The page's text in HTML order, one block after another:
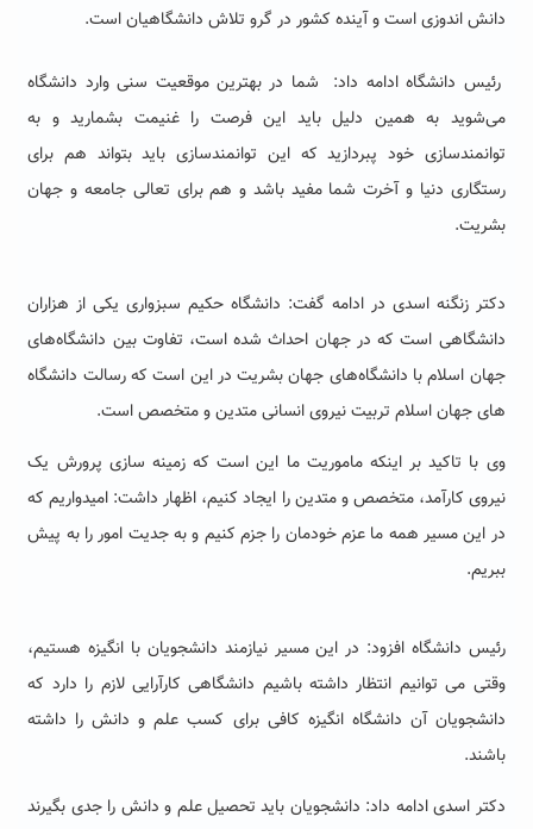
دانش اندوزی است و آینده کشور در گرو تلاش دانشگاهیان است.
رئیس دانشگاه ادامه داد: شما در بهترین موقعیت سنی وارد دانشگاه
می‌شوید به همین دلیل باید این فرصت را غنیمت بشمارید و به
توانمندسازی خود پبردازید که این توانمندسازی باید بتواند هم برای
رستگاری دنیا و آخرت شما مفید باشد و هم برای تعالی جامعه و جهان
بشریت.
دکتر زنگنه اسدی در ادامه گفت: دانشگاه حکیم سبزواری یکی از هزاران
دانشگاهی است که در جهان احداث شده است، تفاوت بین دانشگاه‌های
جهان اسلام با دانشگاه‌های جهان بشریت در این است که رسالت دانشگاه
های جهان اسلام تربیت نیروی انسانی متدین و متخصص است.
وی با تاکید بر اینکه ماموریت ما این است که زمینه سازی پرورش یک
نیروی کارآمد، متخصص و متدین را ایجاد کنیم، اظهار داشت: امیدواریم که
در این مسیر همه ما عزم خودمان را جزم کنیم و به جدیت امور را به پیش
ببریم.
رئیس دانشگاه افزود: در این مسیر نیازمند دانشجویان با انگیزه هستیم،
وقتی می توانیم انتظار داشته باشیم دانشگاهی کارآرایی لازم را دارد که
دانشجویان آن دانشگاه انگیزه کافی برای کسب علم و دانش را داشته
باشند.
دکتر اسدی ادامه داد: دانشجویان باید تحصیل علم و دانش را جدی بگیرند